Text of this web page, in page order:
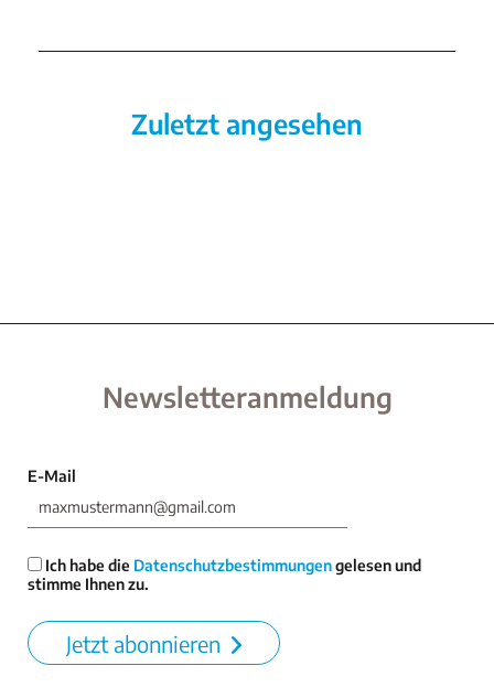
Zuletzt angesehen
Newsletteranmeldung
E-Mail
Ich habe die Datenschutzbestimmungengelesen und
stimme Ihnen zu.
Jetzt abonnieren